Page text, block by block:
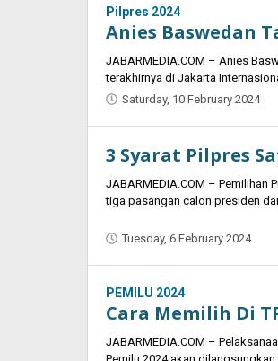
Pilpres 2024
Anies Baswedan
JABARMEDIA.COM – Anies
terakhirnya di Jakarta
Saturday, 10 February 2024
3 Syarat Pilpres
JABARMEDIA.COM – Pemilihan
tiga pasangan calon presiden
Tuesday, 6 February 2024
PEMILU 2024
Cara Memilih Di
JABARMEDIA.COM –